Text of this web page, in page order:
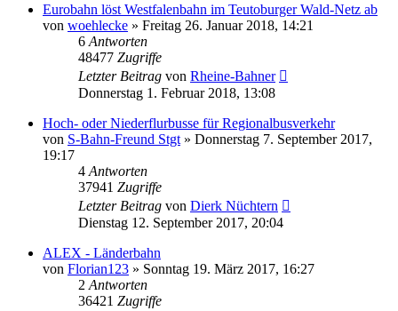
Eurobahn löst Westfalenbahn im Teutoburger Wald-Netz ab
von woehlecke » Freitag 26. Januar 2018, 14:21
6 Antworten
48477 Zugriffe
Letzter Beitrag von Rheine-Bahner
Donnerstag 1. Februar 2018, 13:08
Hoch- oder Niederflurbusse für Regionalbusverkehr
von S-Bahn-Freund Stgt » Donnerstag 7. September 2017,
19:17
4 Antworten
37941 Zugriffe
Letzter Beitrag von Dierk Nüchtern
Dienstag 12. September 2017, 20:04
ALEX - Länderbahn
von Florian123 » Sonntag 19. März 2017, 16:27
2 Antworten
36421 Zugriffe